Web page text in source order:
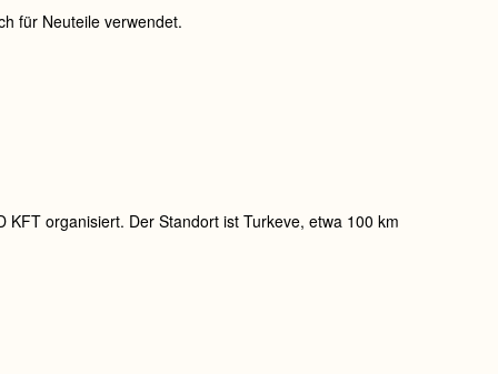
für Neuteile verwendet.
organisiert. Der Standort ist Turkeve, etwa 100 km